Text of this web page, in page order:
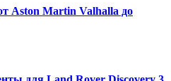
Aston Martin Valhalla до